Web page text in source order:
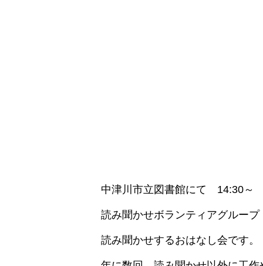
中津川市立図書館にて 14:30～
読み聞かせボランティアグルー
読み聞かせするおはなし会です。